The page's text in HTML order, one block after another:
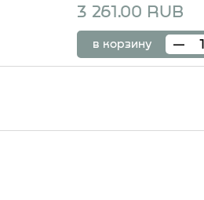
3 261.00 RUB
в корзину